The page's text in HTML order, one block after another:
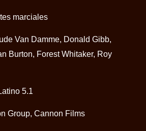
marciales
Van Damme, Donald Gibb,
Burton, Forest Whitaker, Roy
5.1
Group, Cannon Films